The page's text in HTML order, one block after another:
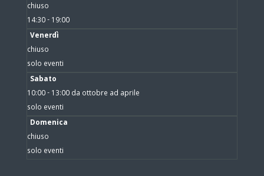
chiuso
14:30 - 19:00
Venerdì
chiuso
solo eventi
Sabato
10:00 - 13:00 da ottobre ad aprile
solo eventi
Domenica
chiuso
solo eventi